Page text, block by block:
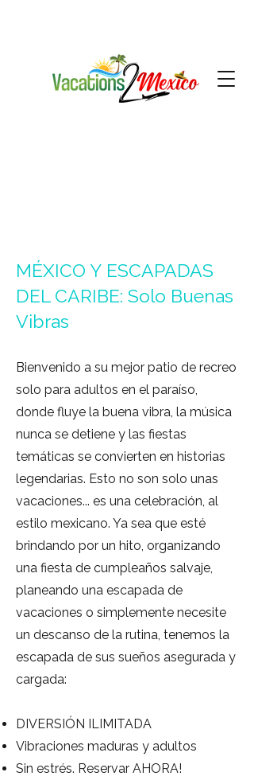
MÉXICO Y ESCAPADAS
DEL CARIBE: Solo Buenas
Vibras
Bienvenido a su mejor patio de recreo
solo para adultos en el paraíso,
donde fluye la buena vibra, la música
nunca se detiene y las fiestas
temáticas se convierten en historias
legendarias. Esto no son solo unas
vacaciones... es una celebración, al
estilo mexicano. Ya sea que esté
brindando por un hito, organizando
una fiesta de cumpleaños salvaje,
planeando una escapada de
vacaciones o simplemente necesite
un descanso de la rutina, tenemos la
escapada de sus sueños asegurada y
cargada: ​
DIVERSIÓN ILIMITADA
Vibraciones maduras y adultos
Sin estrés. Reservar AHORA!